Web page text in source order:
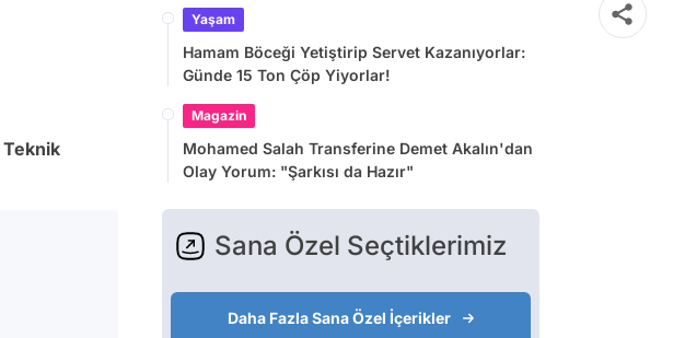
Teknik
Yaşam
Hamam Böceği Yetiştirip Servet Kazanıyorlar:
Günde 15 Ton Çöp Yiyorlar!
Magazin
Mohamed Salah Transferine Demet Akalın'dan
Olay Yorum: "Şarkısı da Hazır"
Sana Özel Seçtiklerimiz
Daha Fazla Sana Özel İçerikler